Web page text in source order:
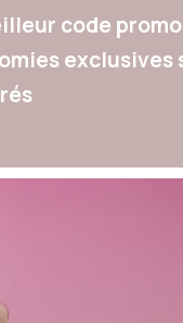
code promo
exclusives